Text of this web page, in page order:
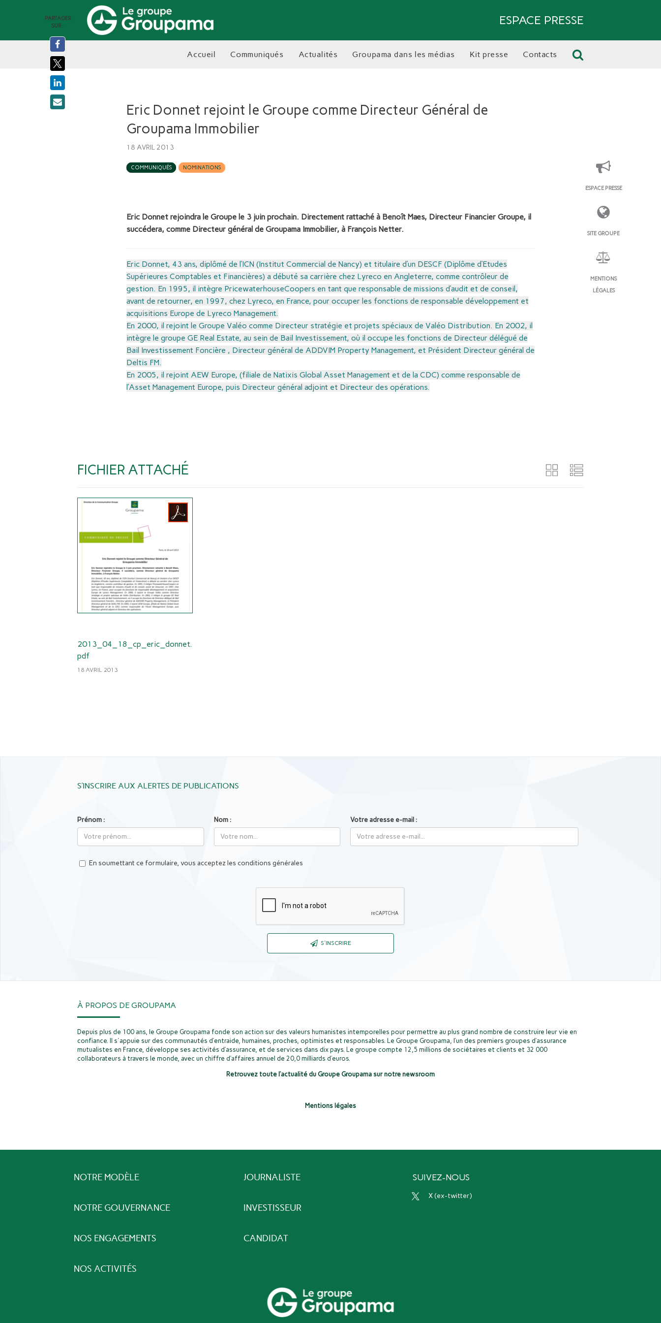
ESPACE PRESSE
accueil communiqués actualités groupama dans les médias kit presse contacts
Eric Donnet rejoint le Groupe comme Directeur Général de
Groupama Immobilier
18 AVRIL 2013
COMMUNIQUÉS NOMINATIONS
PARTAGER
SUR :
ESPACE PRESSE
SITE GROUPE
MENTIONS
LÉGALES
Eric Donnet rejoindra le Groupe le 3 juin prochain. Directement rattaché à Benoît Maes, Directeur Financier Groupe, il
succédera, comme Directeur général de Groupama Immobilier, à François Netter.
Eric Donnet, 43 ans, diplômé de l’ICN (Institut Commercial de Nancy) et titulaire d’un DESCF (Diplôme d’Etudes
Supérieures Comptables et Financières) a débuté sa carrière chez Lyreco en Angleterre, comme contrôleur de
gestion. En 1995, il intègre PricewaterhouseCoopers en tant que responsable de missions d’audit et de conseil,
avant de retourner, en 1997, chez Lyreco, en France, pour occuper les fonctions de responsable développement et
acquisitions Europe de Lyreco Management.
En 2000, il rejoint le Groupe Valéo comme Directeur stratégie et projets spéciaux de Valéo Distribution. En 2002, il
intègre le groupe GE Real Estate, au sein de Bail Investissement, où il occupe les fonctions de Directeur délégué de
Bail Investissement Foncière , Directeur général de ADDVIM Property Management, et Président Directeur général de
Deltis FM.
En 2005, il rejoint AEW Europe, (filiale de Natixis Global Asset Management et de la CDC) comme responsable de
l’Asset Management Europe, puis Directeur général adjoint et Directeur des opérations.
FICHIER ATTACHÉ
2013_04_18_cp_eric_donnet.
pdf
18 AVRIL 2013
S’INSCRIRE AUX ALERTES DE PUBLICATIONS
Prénom : Nom : Votre adresse e-mail :
En soumettant ce formulaire, vous acceptez les conditions générales
S'INSCRIRE
À PROPOS DE GROUPAMA
Depuis plus de 100 ans, le Groupe Groupama fonde son action sur des valeurs humanistes intemporelles pour permettre au plus grand nombre de construire leur vie en
confiance. Il s'appuie sur des communautés d’entraide, humaines, proches, optimistes et responsables. Le Groupe Groupama, l’un des premiers groupes d’assurance
mutualistes en France, développe ses activités d’assurance, et de services dans dix pays. Le groupe compte 12,5 millions de sociétaires et clients et 32 000
collaborateurs à travers le monde, avec un chiffre d’affaires annuel de 20,0 milliards d’euros.
Retrouvez toute l’actualité du Groupe Groupama sur notre newsroom
Mentions légales
NOTRE MODÈLE
NOTRE GOUVERNANCE
NOS ENGAGEMENTS
NOS ACTIVITÉS
JOURNALISTE
INVESTISSEUR
CANDIDAT
SUIVEZ-NOUS
x (ex-twitter)